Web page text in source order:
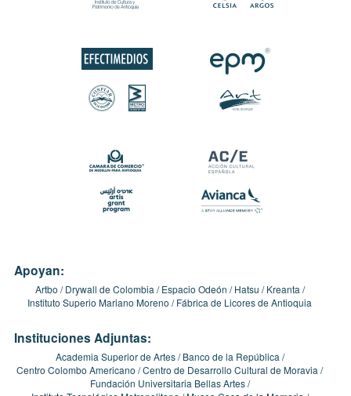
Apoyan:
Artbo Drywall de Colombia Espacio Odeón Hatsu
Kreanta
Instituto Superio Mariano Moreno
Fábrica de Licores de Antioquia
Instituciones Adjuntas:
Academia Superior de Artes
Banco de la República
Centro Colombo Americano Centro de Desarrollo Cultural de Moravia
Fundación Universitaria Bellas Artes